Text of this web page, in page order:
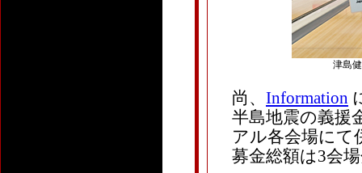
津島
尚、 Information
半島地震の義援
アル各会場にて
募金総額は3会